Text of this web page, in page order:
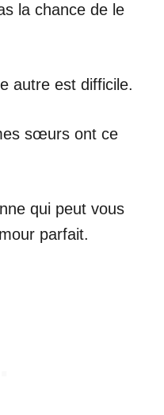
la chance de le
autre est difficile.
sœurs ont ce
qui peut vous
parfait.